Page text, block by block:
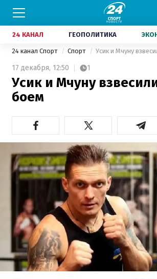
24 КАНАЛ ГЕОПОЛИТИКА
24 канал Спорт Спорт Усик и Мчуну
17 декабря, 12:50 1
Усик и Мчуну
боем